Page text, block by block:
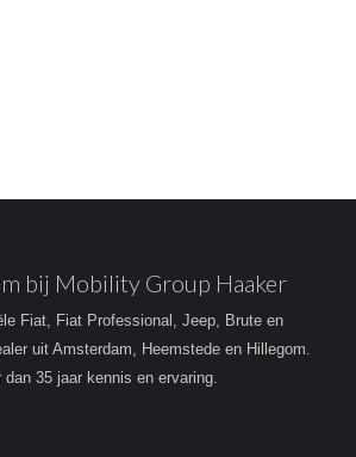
bij Mobility Group Haaker
Fiat, Fiat Professional, Jeep, Brute en
uit Amsterdam, Heemstede en Hillegom.
dan 35 jaar kennis en ervaring.